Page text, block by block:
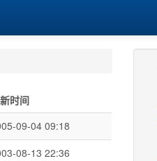
时间
09-04 09:18
08-13 22:36